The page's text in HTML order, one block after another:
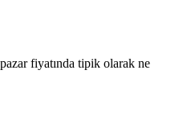
fiyatında tipik olarak ne